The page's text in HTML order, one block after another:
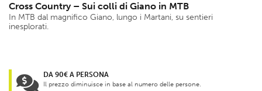
Cross Country – Sui colli di Giano in MTB
In MTB dal magnifico Giano, lungo i Martani, su sentieri
inesplorati.
DA 90€ A PERSONA
Il prezzo diminuisce in base al numero delle persone.